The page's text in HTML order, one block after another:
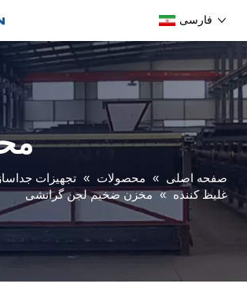
فارسی
صفحه اصلی » محصولات » تجهیزات
غلیظ کننده » مخزن ضخیم لجن گرانشی